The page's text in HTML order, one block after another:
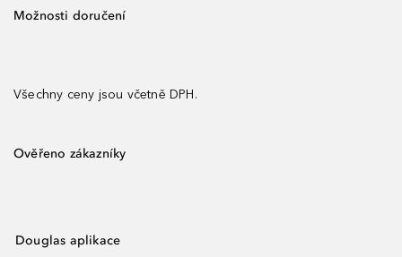
Možnosti doručení
Všechny ceny jsou včetně DPH.
Ověřeno zákazníky
Douglas aplikace